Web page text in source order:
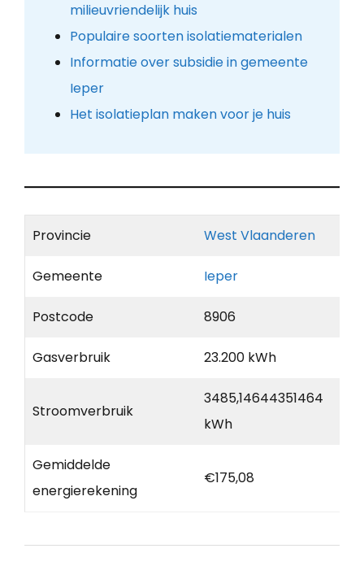
milieuvriendelijk huis
Populaire soorten isolatiematerialen
Informatie over subsidie in gemeente
Ieper
Het isolatieplan maken voor je huis
Provincie West Vlaanderen
Gemeente Ieper
Postcode 8906
Gasverbruik 23.200 kWh
Stroomverbruik
3485,14644351464
kWh
Gemiddelde
energierekening
€175,08